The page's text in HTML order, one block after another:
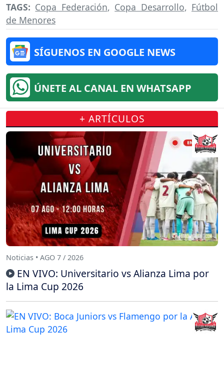
TAGS: Copa Federación, Copa Desarrollo, Fútbol
de Menores
SÍGUENOS EN GOOGLE NEWS
ÚNETE AL CANAL EN WHATSAPP
+ ARTÍCULOS
Noticias • AGO 7 / 2026
EN VIVO: Universitario vs Alianza Lima por
la Lima Cup 2026